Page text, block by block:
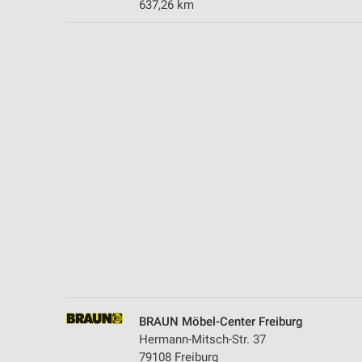
637,26 km
BRAUN Möbel-Center Freiburg
Hermann-Mitsch-Str. 37
79108 Freiburg
Messung der Performance von Inhalten
Funktional